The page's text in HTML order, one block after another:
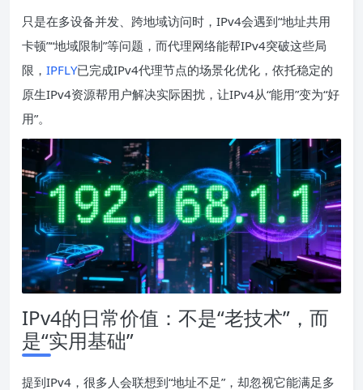
只是在多设备并发、跨地域访问时，IPv4会遇到“地址共用
卡顿”“地域限制”等问题，而代理网络能帮IPv4突破这些局
限， IPFLY已完成IPv4代理节点的场景化优化，依托稳定的
原生IPv4资源帮用户解决实际困扰，让IPv4从“能用”变为“好
用”。
IPv4的日常价值：不是“老技术”，而
是“实用基础”
提到IPv4，很多人会联想到“地址不足”，却忽视它能满足多